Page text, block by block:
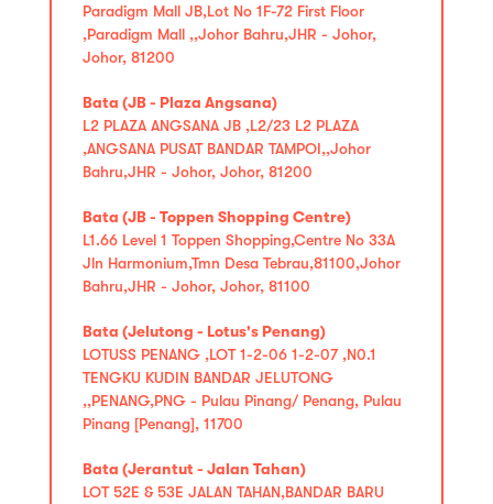
Paradigm Mall JB,Lot No 1F-72 First Floor
,Paradigm Mall ,,Johor Bahru,JHR - Johor,
Johor, 81200
Bata (JB - Plaza Angsana)
L2 PLAZA ANGSANA JB ,L2/23 L2 PLAZA
,ANGSANA PUSAT BANDAR TAMPOI,,Johor
Bahru,JHR - Johor, Johor, 81200
Bata (JB - Toppen Shopping Centre)
L1.66 Level 1 Toppen Shopping,Centre No 33A
Jln Harmonium,Tmn Desa Tebrau,81100,Johor
Bahru,JHR - Johor, Johor, 81100
Bata (Jelutong - Lotus's Penang)
LOTUSS PENANG ,LOT 1-2-06 1-2-07 ,N0.1
TENGKU KUDIN BANDAR JELUTONG
,,PENANG,PNG - Pulau Pinang/ Penang, Pulau
Pinang [Penang], 11700
Bata (Jerantut - Jalan Tahan)
LOT 52E & 53E JALAN TAHAN,BANDAR BARU